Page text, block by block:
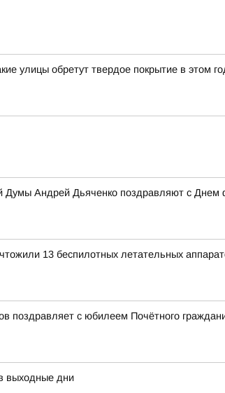
улицы обретут твердое покрытие в этом
Думы Андрей Дьяченко поздравляют с Днем
13 беспилотных летательных
поздравляет с юбилеем Почётного
выходные дни